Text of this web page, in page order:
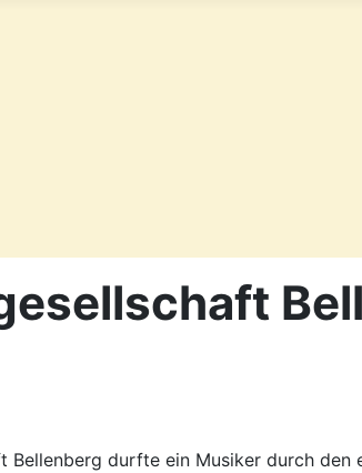
durfte ein Musiker durch